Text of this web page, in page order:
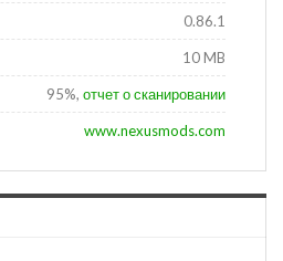
0.86.1
10 MB
95%, отчет о сканировании
www.nexusmods.com